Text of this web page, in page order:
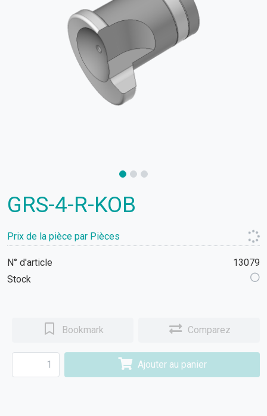
GRS-4-R-KOB
Prix de la pièce par Pièces
N° d'article
13079
Stock
Bookmark Comparez
Ajouter au panier